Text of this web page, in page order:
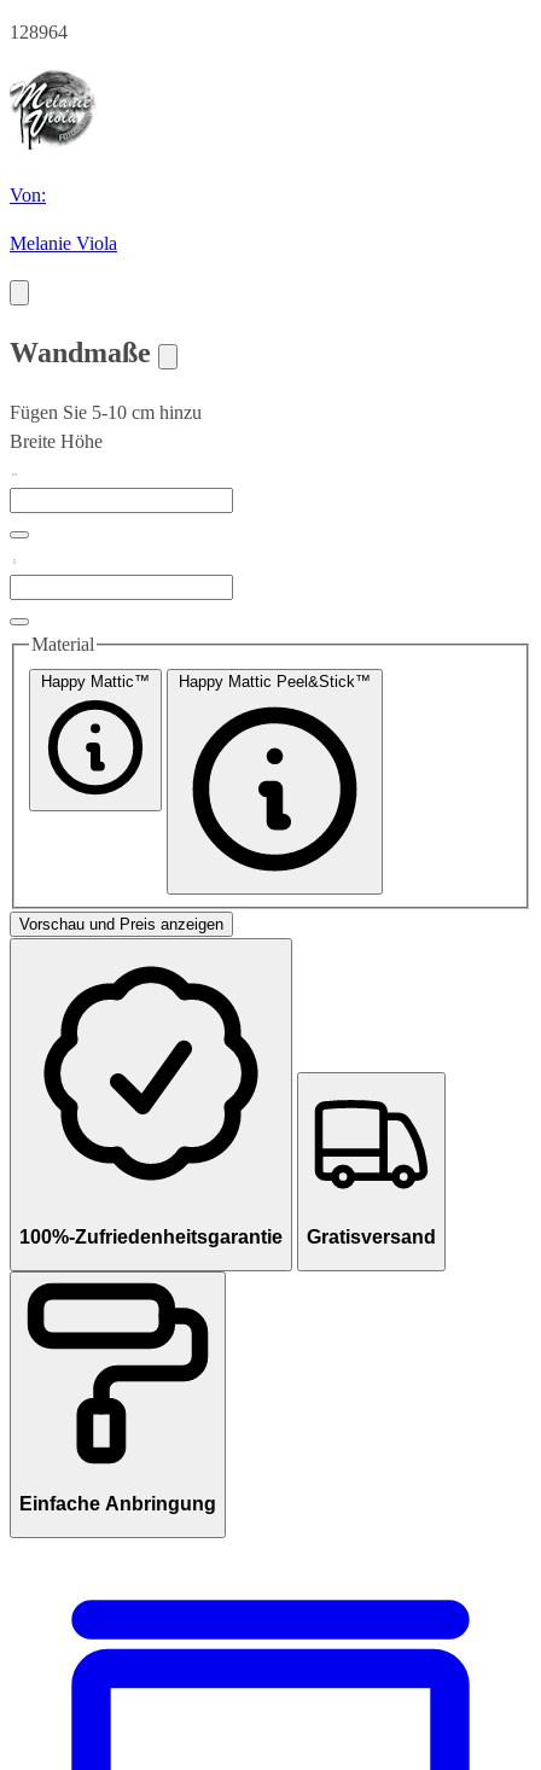
128964
Von:
Melanie Viola
Wandmaße
Fügen Sie 5-10 cm hinzu
Breite Höhe
Material
Happy Mattic™ Happy Mattic Peel&Stick™
Vorschau und Preis anzeigen
100%-Zufriedenheitsgarantie Gratisversand
Einfache Anbringung